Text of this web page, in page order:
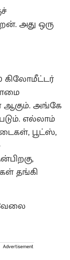
அது ஒரு
கிலோமீட்டர்
ஆகும். அங்கே
எல்லாம்
பூட்ஸ்,
தங்கி
Advertisement